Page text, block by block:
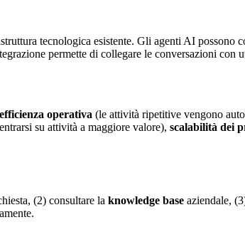
tecnologica esistente. Gli agenti AI possono
permette di collegare le conversazioni con
operativa (le attività ripetitive vengono
su attività a maggiore valore), scalabilità dei
(2) consultare la knowledge base aziendale,